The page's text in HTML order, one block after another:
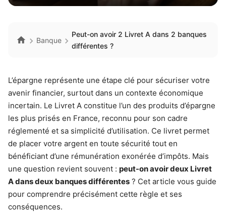
Banque
Peut-on avoir 2 Livret A dans 2 banques
différentes ?
L’épargne représente une étape clé pour sécuriser votre
avenir financier, surtout dans un contexte économique
incertain. Le Livret A constitue l’un des produits d’épargne
les plus prisés en France, reconnu pour son cadre
réglementé et sa simplicité d’utilisation. Ce livret permet
de placer votre argent en toute sécurité tout en
bénéficiant d’une rémunération exonérée d’impôts. Mais
une question revient souvent : peut-on avoir deux Livret
A dans deux banques différentes ? Cet article vous guide
pour comprendre précisément cette règle et ses
conséquences.